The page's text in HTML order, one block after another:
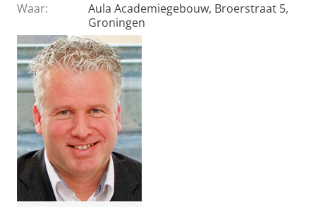
Waar:
Aula Academiegebouw, Broerstraat 5,
Groningen